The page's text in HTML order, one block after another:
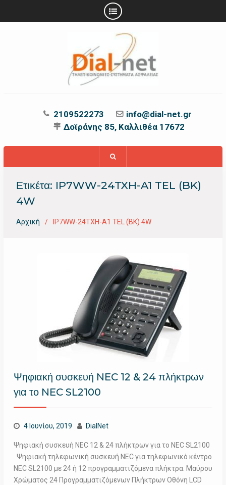
2109522273
info@dial-net.gr
Δοϊράνης 85, Καλλιθέα 17672
Ετικέτα: IP7WW-24TXH-A1 TEL (BK)
4W
Αρχική IP7WW-24TXH-A1 TEL (BK) 4W
Ψηφιακή συσκευή NEC 12 & 24 πλήκτρων
για το NEC SL2100
4 Ιουνίου, 2019 DialNet
Ψηφιακή συσκευή NEC 12 & 24 πλήκτρων για το NEC SL2100
Ψηφιακή τηλεφωνική συσκευή NEC για τηλεφωνικό κέντρο
NEC SL2100 με 24 ή 12 προγραμματιζόμενα πλήκτρα. Μαύρου
Χρώματος 24 Προγραμματιζόμενων Πλήκτρων Oθόνη LCD